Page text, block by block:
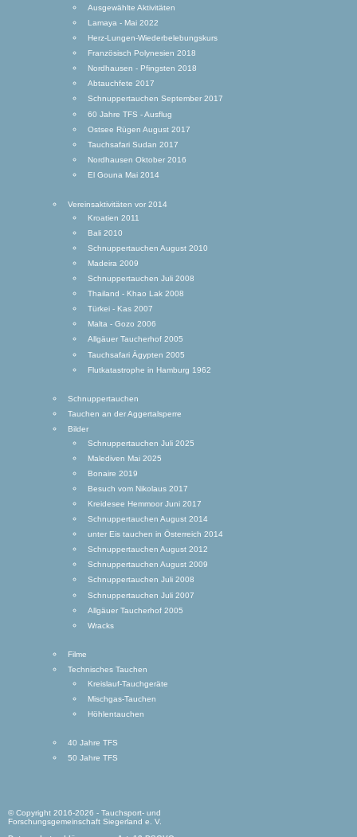
Ausgewählte Aktivitäten
Lamaya - Mai 2022
Herz-Lungen-Wiederbelebungskurs
Französisch Polynesien 2018
Nordhausen - Pfingsten 2018
Abtauchfete 2017
Schnuppertauchen September 2017
60 Jahre TFS - Ausflug
Ostsee Rügen August 2017
Tauchsafari Sudan 2017
Nordhausen Oktober 2016
El Gouna Mai 2014
Vereinsaktivitäten vor 2014
Kroatien 2011
Bali 2010
Schnuppertauchen August 2010
Madeira 2009
Schnuppertauchen Juli 2008
Thailand - Khao Lak 2008
Türkei - Kas 2007
Malta - Gozo 2006
Allgäuer Taucherhof 2005
Tauchsafari Ägypten 2005
Flutkatastrophe in Hamburg 1962
Schnuppertauchen
Tauchen an der Aggertalsperre
Bilder
Schnuppertauchen Juli 2025
Malediven Mai 2025
Bonaire 2019
Besuch vom Nikolaus 2017
Kreidesee Hemmoor Juni 2017
Schnuppertauchen August 2014
unter Eis tauchen in Österreich 2014
Schnuppertauchen August 2012
Schnuppertauchen August 2009
Schnuppertauchen Juli 2008
Schnuppertauchen Juli 2007
Allgäuer Taucherhof 2005
Wracks
Filme
Technisches Tauchen
Kreislauf-Tauchgeräte
Mischgas-Tauchen
Höhlentauchen
40 Jahre TFS
50 Jahre TFS
© Copyright 2016-2026 - Tauchsport- und
Forschungsgemeinschaft Siegerland e. V.